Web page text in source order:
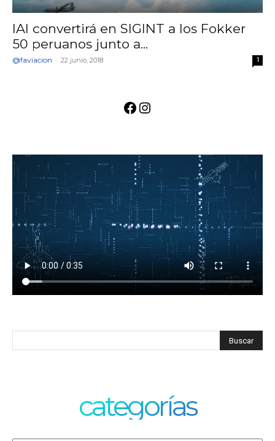
IAI convertirá en SIGINT a los Fokker
50 peruanos junto a...
@faviacion - 22 junio, 2018 1
Facebook
Instagram
categorías
Categorías